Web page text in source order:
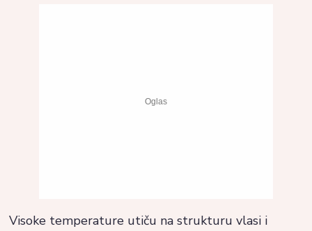
Visoke temperature utiču na strukturu vlasi i